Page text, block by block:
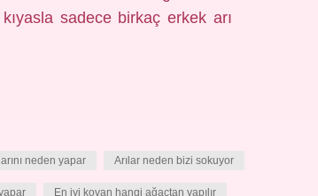
sadece birkaç erkek arı
neden yapar Arılar neden bizi sokuyor
En iyi kovan hangi ağaçtan yapılır